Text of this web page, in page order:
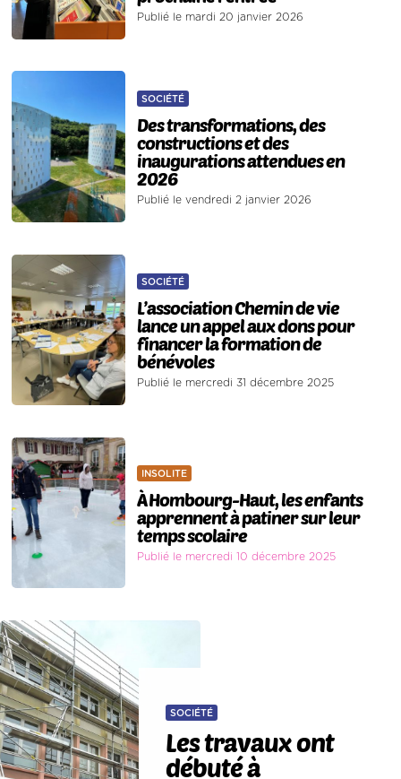
Publié le mardi 20 janvier 2026
SOCIÉTÉ
Des transformations, des
constructions et des
inaugurations attendues en
2026
Publié le vendredi 2 janvier 2026
SOCIÉTÉ
L’association Chemin de vie
lance un appel aux dons pour
financer la formation de
bénévoles
Publié le mercredi 31 décembre 2025
INSOLITE
À Hombourg-Haut, les enfants
apprennent à patiner sur leur
temps scolaire
Publié le mercredi 10 décembre 2025
SOCIÉTÉ
Les travaux ont
débuté à